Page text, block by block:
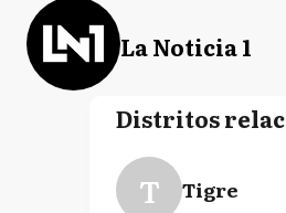
La Noticia 1
Distritos
T Tigre